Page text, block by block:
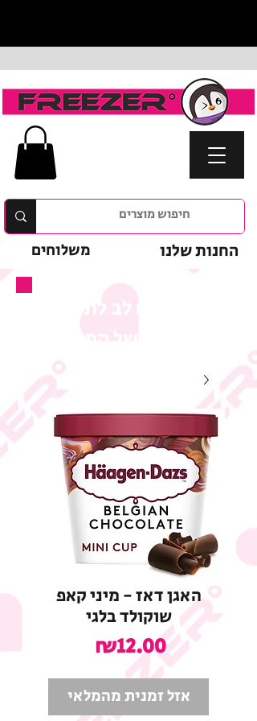
החנות שלנו משלוחים
המבצע של המוצר
האגן דאז - מיני קאפ
שוקולד בלגי
₪12.00
אזל זמנית מהמלאי